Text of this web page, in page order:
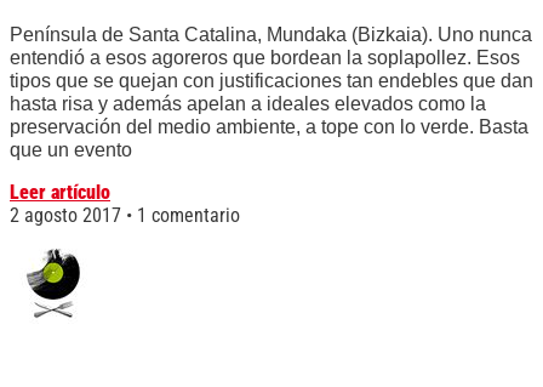
Península de Santa Catalina, Mundaka (Bizkaia). Uno nunca
entendió a esos agoreros que bordean la soplapollez. Esos
tipos que se quejan con justificaciones tan endebles que dan
hasta risa y además apelan a ideales elevados como la
preservación del medio ambiente, a tope con lo verde. Basta
que un evento
Leer artículo
2 agosto 2017
1 comentario